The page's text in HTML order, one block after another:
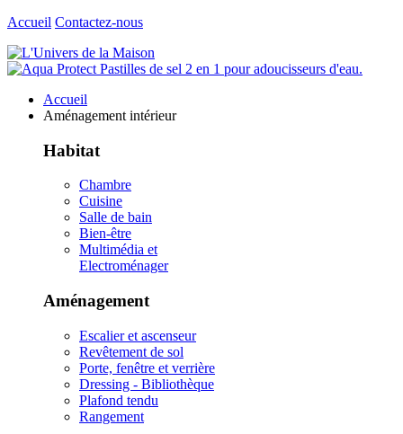
Accueil Contactez-nous
Accueil
Aménagement intérieur
Habitat
Chambre
Cuisine
Salle de bain
Bien-être
Multimédia et
Electroménager
Aménagement
Escalier et ascenseur
Revêtement de sol
Porte, fenêtre et verrière
Dressing - Bibliothèque
Plafond tendu
Rangement